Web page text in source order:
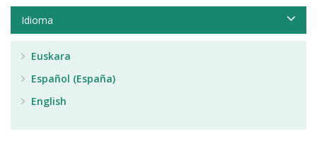
Idioma
Euskara
Español (España)
English